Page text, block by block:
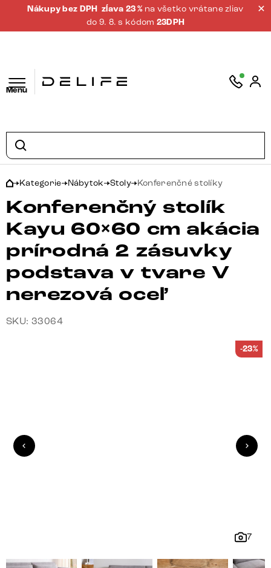
Nákupy bez DPH zĺava 23 % na všetko vrátane zliav
do 9. 8. s kódom 23DPH
Menu
Kategorie Nábytok Stoly Konferenčné stolíky
Konferenčný stolík
Kayu 60×60 cm akácia
prírodná 2 zásuvky
podstava v tvare V
nerezová oceľ
SKU: 33064
7
-23%